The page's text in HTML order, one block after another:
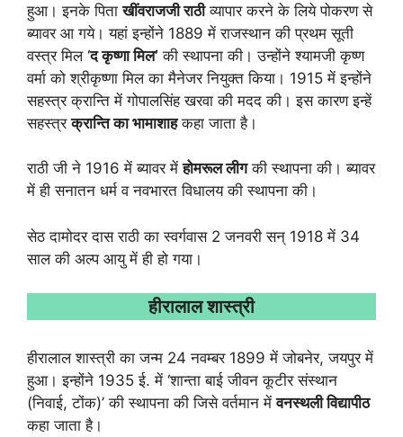
हुआ। इनके पिताखींवराजजी राठीव्यापार करने के लिये पोकरण से
ब्यावर आ गये। यहां इन्होंने 1889 में राजस्थान की प्रथम सूती
वस्त्र मिल ‘द कृष्णा मिल’ की स्थापना की। उन्होंने श्यामजी कृष्ण
वर्मा को श्रीकृष्णा मिल का मैनेजर नियुक्त किया। 1915 में इन्होंने
सहस्त्र क्रान्ति में गोपालसिंह खरवा की मदद की। इस कारण इन्हें
सहस्त्रक्रान्ति का भामाशाहकहा जाता है।
राठी जी ने 1916 में ब्यावर मेंहोमरूल लीगकी स्थापना की। ब्यावर
में ही सनातन धर्म व नवभारत विधालय की स्थापना की।
सेठ दामोदर दास राठी का स्वर्गवास 2 जनवरी सन् 1918 में 34
साल की अल्प आयु में ही हो गया।
हीरालाल शास्त्री
हीरालाल शास्त्री का जन्म 24 नवम्बर 1899 में जोबनेर, जयपुर में
हुआ। इन्होंने 1935 ई. में ‘शान्ता बाई जीवन कूटीर संस्थान
(निवाई, टोंक)’ की स्थापना की जिसे वर्तमान मेंवनस्थली विद्यापीठ
कहा जाता है।